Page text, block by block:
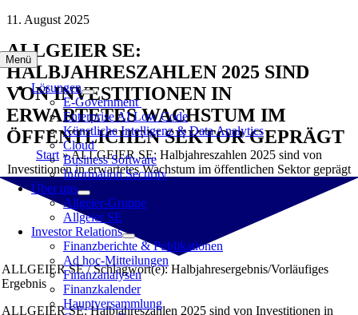
Zum
springen
Menü
Lösungen
E-Government
Enterprise AI Low Code
Künstliche Intelligenz & Data Analytics
Cloud
Business Software
Information Security
Über uns
Allgeier-Gruppe
Allgeier SE
Investor Relations
Finanzberichte & Publikationen
Ad hoc-Mitteilungen
Finanzanalysen
Finanzkalender
Hauptversammlung
11. August 2025
ALLGEIER SE:
HALBJAHRESZAHLEN 2025 SIND
VON INVESTITIONEN IN
ERWARTETES WACHSTUM IM
ÖFFENTLICHEN SEKTOR GEPRÄGT
Start »ALLGEIER SE: Halbjahreszahlen 2025 sind von
Investitionen in erwartetes Wachstum im öffentlichen Sektor geprägt
ALLGEIER SE / Schlagwort(e): Halbjahresergebnis/Vorläufiges
Ergebnis
ALLGEIER SE: Halbjahreszahlen 2025 sind von Investitionen in